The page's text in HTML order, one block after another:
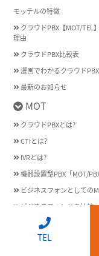
モッテルの特徴
クラウドPBX【MOT/TEL
理由
クラウドPBX比較表
漫画でわかるクラウドPBX
最新のお知らせ
MOT
クラウドPBXとは?
CTIとは?
IVRとは?
機器設置型PBX「MOT/PBX
ビジネスフォンとしての
ビジネスフォンとの比較
中古ビジネスフォンとの比
レンタルビジネスフォン
TEL